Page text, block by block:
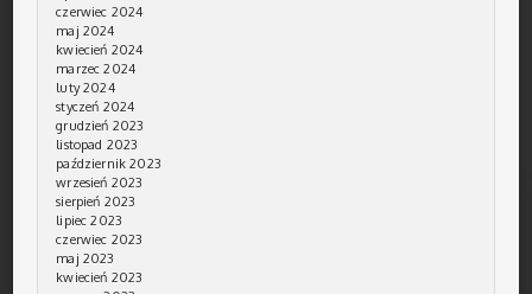
czerwiec 2024
maj 2024
kwiecień 2024
marzec 2024
luty 2024
styczeń 2024
grudzień 2023
listopad 2023
październik 2023
wrzesień 2023
sierpień 2023
lipiec 2023
czerwiec 2023
maj 2023
kwiecień 2023